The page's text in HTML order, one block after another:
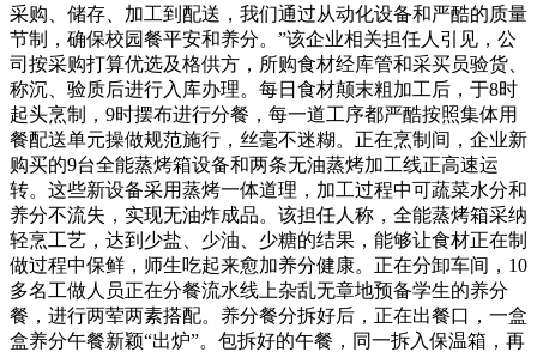
采购、储存、加工到配送，我们通过从动化设备和严酷的质量
节制，确保校园餐平安和养分。”该企业相关担任人引见，公
司按采购打算优选及格供方，所购食材经库管和采买员验货、
称沉、验质后进行入库办理。每日食材颠末粗加工后，于8时
起头烹制，9时摆布进行分餐，每一道工序都严酷按照集体用
餐配送单元操做规范施行，丝毫不迷糊。正在烹制间，企业新
购买的9台全能蒸烤箱设备和两条无油蒸烤加工线正高速运
转。这些新设备采用蒸烤一体道理，加工过程中可蔬菜水分和
养分不流失，实现无油炸成品。该担任人称，全能蒸烤箱采纳
轻烹工艺，达到少盐、少油、少糖的结果，能够让食材正在制
做过程中保鲜，师生吃起来愈加养分健康。正在分卸车间，10
多名工做人员正在分餐流水线上杂乱无章地预备学生的养分
餐，进行两荤两素搭配。养分餐分拆好后，正在出餐口，一盒
盒养分午餐新颖“出炉”。包拆好的午餐，同一拆入保温箱，再